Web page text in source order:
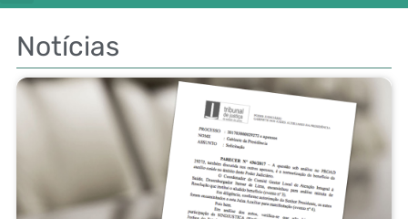
Notícias